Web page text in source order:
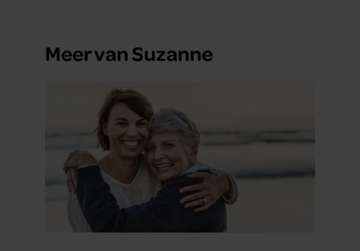
Meer van Suzanne